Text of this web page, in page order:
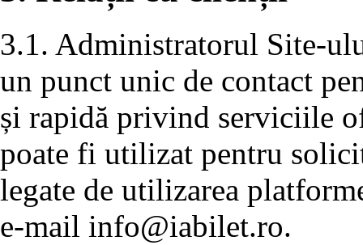
3.1. Administratorul Site-
un punct unic de contact
și rapidă privind serviciile
poate fi utilizat pentru
legate de utilizarea
e-mail info@iabilet.ro.